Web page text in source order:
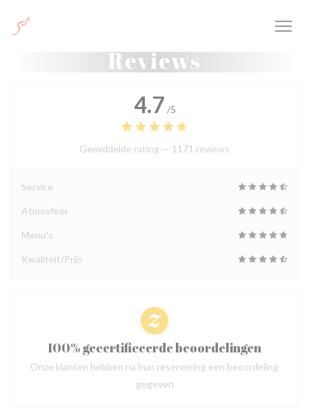
Reviews
4.7 /5
Gemiddelde rating — 1171 reviews
Service
Atmosfeer
Menu's
Kwaliteit/Prijs
100% gecertificeerde beoordelingen
Onze klanten hebben na hun reservering een beoordeling
gegeven